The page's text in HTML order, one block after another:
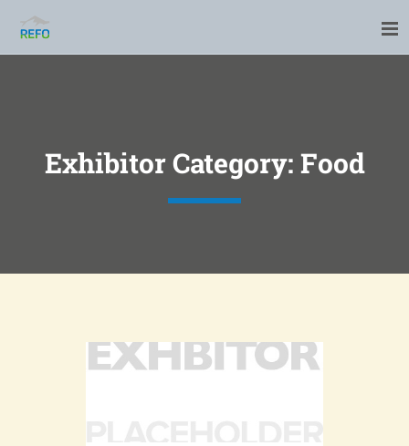
Exhibitor Category: Food